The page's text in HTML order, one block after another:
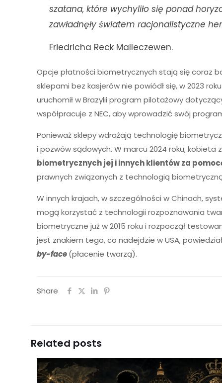
szatana, które wychyliło się ponad
zawładnęły światem racjonalistyczne
Friedricha Reck Malleczewen.
Opcje płatności biometrycznych stają się coraz
sklepami bez kasjerów nie powiódł się, w 2023
uruchomił w Brazylii program pilotażowy
współpracuje z NEC, aby wprowadzić swój
Ponieważ sklepy wdrażają technologię
i pozwów sądowych. W marcu 2024 roku,
biometrycznych jej i innych klientów za
prawnych związanych z technologią
W innych krajach, w szczególności w Chinach,
mogą korzystać z technologii rozpoznawania
biometryczne już w 2015 roku i rozpoczął
jest znakiem tego, co nadejdzie w USA,
by-face(płacenie twarzą).
Share
Related posts